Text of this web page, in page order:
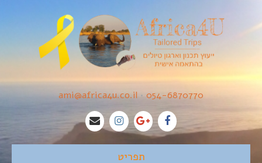
054-6870770
•
ami@africa4u.co.il
תפריט